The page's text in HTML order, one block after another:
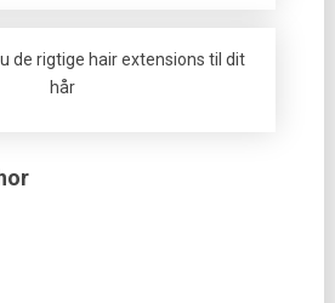
de rigtige hair extensions til dit
hår